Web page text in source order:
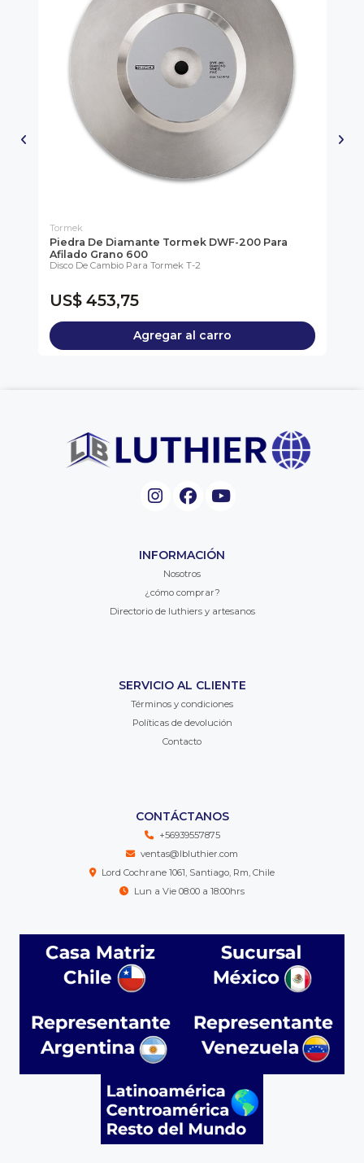
Tormek
Piedra De Diamante Tormek DWF-200 Para
Afilado Grano 600
Disco De Cambio Para Tormek T-2
US$ 453,75
Agregar al carro
INFORMACIÓN
Nosotros
¿cómo comprar?
Directorio de luthiers y artesanos
SERVICIO AL CLIENTE
Términos y condiciones
Políticas de devolución
Contacto
CONTÁCTANOS
+56939557875
ventas@lbluthier.com
Lord Cochrane 1061, Santiago, Rm, Chile
Lun a Vie 08:00 a 18:00hrs